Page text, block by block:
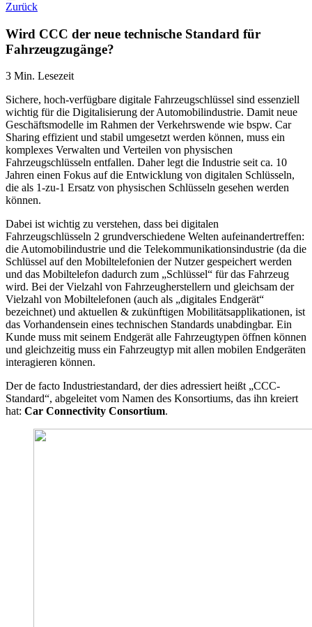
Zurück
Wird CCC der neue technische Standard für
Fahrzeugzugänge?
3 Min. Lesezeit
Sichere, hoch-verfügbare digitale Fahrzeugschlüssel sind essenziell
wichtig für die Digitalisierung der Automobilindustrie. Damit neue
Geschäftsmodelle im Rahmen der Verkehrswende wie bspw. Car
Sharing effizient und stabil umgesetzt werden können, muss ein
komplexes Verwalten und Verteilen von physischen
Fahrzeugschlüsseln entfallen. Daher legt die Industrie seit ca. 10
Jahren einen Fokus auf die Entwicklung von digitalen Schlüsseln,
die als 1-zu-1 Ersatz von physischen Schlüsseln gesehen werden
können.
Dabei ist wichtig zu verstehen, dass bei digitalen
Fahrzeugschlüsseln 2 grundverschiedene Welten aufeinandertreffen:
die Automobilindustrie und die Telekommunikationsindustrie (da die
Schlüssel auf den Mobiltelefonien der Nutzer gespeichert werden
und das Mobiltelefon dadurch zum „Schlüssel“ für das Fahrzeug
wird. Bei der Vielzahl von Fahrzeugherstellern und gleichsam der
Vielzahl von Mobiltelefonen (auch als „digitales Endgerät“
bezeichnet) und aktuellen & zukünftigen Mobilitätsapplikationen, ist
das Vorhandensein eines technischen Standards unabdingbar. Ein
Kunde muss mit seinem Endgerät alle Fahrzeugtypen öffnen können
und gleichzeitig muss ein Fahrzeugtyp mit allen mobilen Endgeräten
interagieren können.
Der de facto Industriestandard, der dies adressiert heißt „CCC-
Standard“, abgeleitet vom Namen des Konsortiums, das ihn kreiert
hat: Car Connectivity Consortium.